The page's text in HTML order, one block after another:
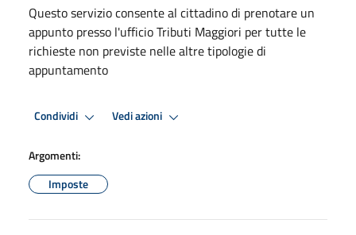
Questo servizio consente al cittadino di prenotare un
appunto presso l'ufficio Tributi Maggiori per tutte le
richieste non previste nelle altre tipologie di
appuntamento
Condividi Vedi azioni
Argomenti:
Imposte